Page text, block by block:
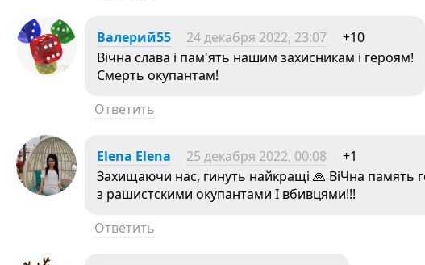
Валерий55 24 декабря 2022, 23:07
+10
Вічна слава і пам'ять нашим захисникам і героям!
Смерть окупантам!
Ответить
Elena Elena 25 декабря 2022, 00:08
+1
Захищаючи нас, гинуть найкращi 🙏 ВiЧна память
з рашистскими окупантами I вбивцями!!!
Ответить